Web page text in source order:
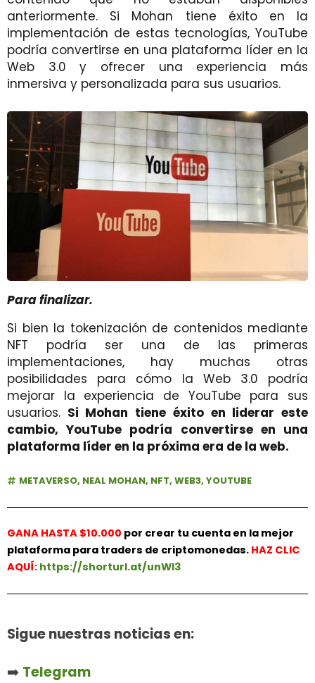
anteriormente. Si Mohan tiene éxito en la
implementación de estas tecnologías, YouTube
podría convertirse en una plataforma líder en la
Web 3.0 y ofrecer una experiencia más
inmersiva y personalizada para sus usuarios.
Para finalizar.
Si bien la tokenización de contenidos mediante
NFT podría ser una de las primeras
implementaciones, hay muchas otras
posibilidades para cómo la Web 3.0 podría
mejorar la experiencia de YouTube para sus
usuarios. Si Mohan tiene éxito en liderar este
cambio, YouTube podría convertirse en una
plataforma líder en la próxima era de la web.
METAVERSO, NEAL MOHAN, NFT, WEB3, YOUTUBE
GANA HASTA $10.000 por crear tu cuenta en la mejor
plataforma para traders de criptomonedas. HAZ CLIC
AQUÍ: https://shorturl.at/unWl3
Sigue nuestras noticias en:
➡️ Telegram